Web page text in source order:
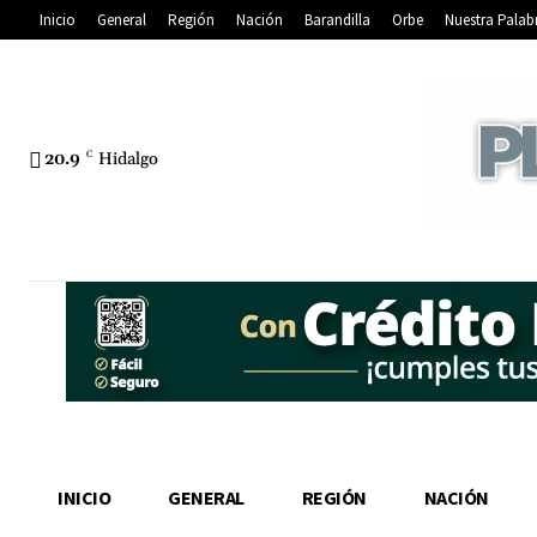
Inicio General Región Nación Barandilla Orbe Nuestra
20.9 C Hidalgo
INICIO GENERAL REGIÓN NACIÓN